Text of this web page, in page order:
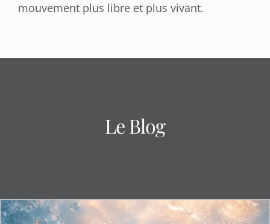
mouvement plus libre et plus vivant.
Le Blog